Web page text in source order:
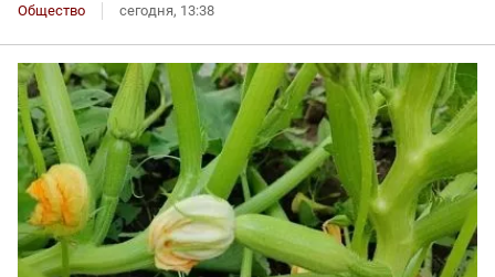
Общество сегодня, 13:38